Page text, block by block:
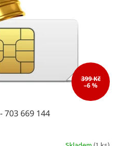
399 Kč
–6 %
703 669 144